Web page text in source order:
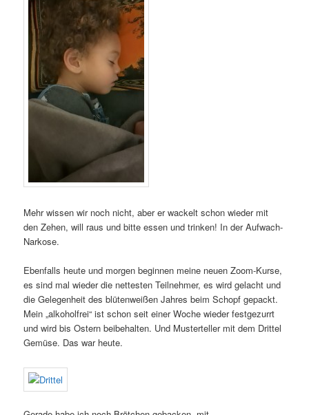
Mehr wissen wir noch nicht, aber er wackelt schon wieder mit
den Zehen, will raus und bitte essen und trinken! In der Aufwach-
Narkose.
Ebenfalls heute und morgen beginnen meine neuen Zoom-Kurse,
es sind mal wieder die nettesten Teilnehmer, es wird gelacht und
die Gelegenheit des blütenweißen Jahres beim Schopf gepackt.
Mein „alkoholfrei“ ist schon seit einer Woche wieder festgezurrt
und wird bis Ostern beibehalten. Und Musterteller mit dem Drittel
Gemüse. Das war heute.